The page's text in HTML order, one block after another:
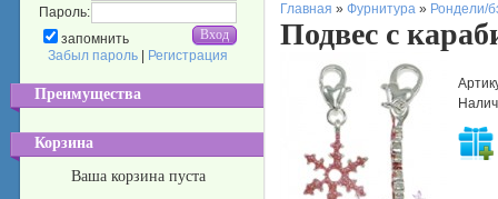
Пароль:
запомнить
Забыл пароль
Регистрация
Преимущества
Корзина
Ваша корзина пуста
Главная » Фурнитура » Рондели/
Подвес c